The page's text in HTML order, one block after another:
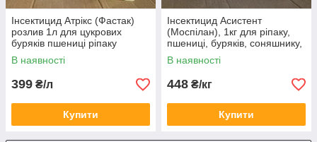
Інсектицид Атрікс (Фастак)
розлив 1л для цукрових
буряків пшениці ріпаку
овочевих проти клопів трипси
попелиці довгоносика комах
В наявності
399 ₴/л
Купити
Інсектицид Асистент
(Моспілан), 1кг для ріпаку,
пшениці, буряків, соняшнику,
винограду, яблунь, капусти
В наявності
448 ₴/кг
Купити